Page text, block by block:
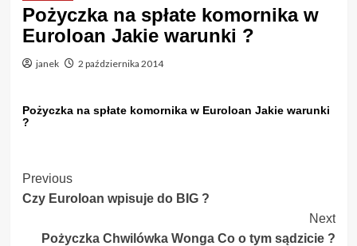
Pożyczka na spłate komornika w
Euroloan Jakie warunki ?
janek 2 października 2014
Pożyczka na spłate komornika w Euroloan Jakie warunki
?
Post
Navigation
Previous
Czy Euroloan wpisuje do BIG ?
Next
Pożyczka Chwilówka Wonga Co o tym sądzicie ?